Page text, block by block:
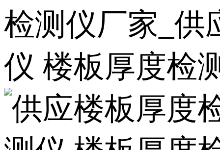
检测仪厂家_供
仪 楼板厚度检